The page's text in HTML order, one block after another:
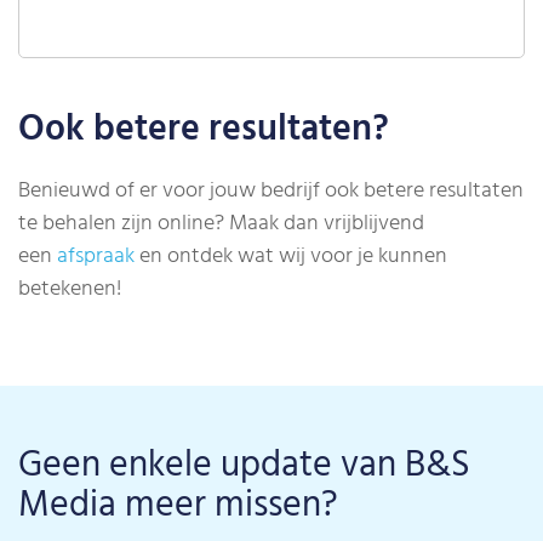
Ook betere resultaten?
Benieuwd of er voor jouw bedrijf ook betere resultaten
te behalen zijn online? Maak dan vrijblijvend
een afspraaken ontdek wat wij voor je kunnen
betekenen!
Geen enkele update van B&S
Media meer missen?